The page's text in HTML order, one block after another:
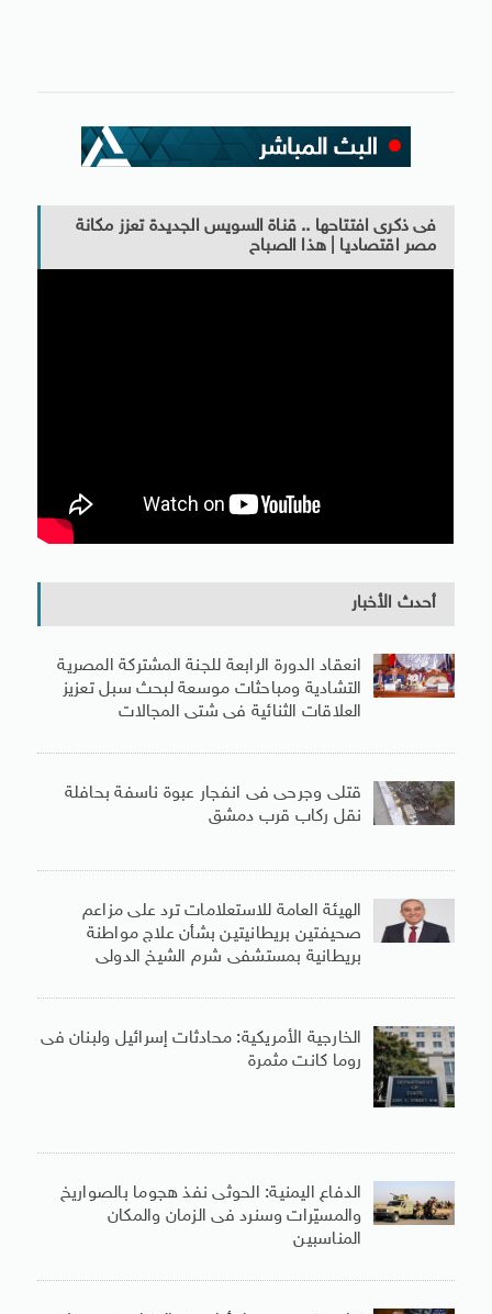
فى ذكرى افتتاحها .. قناة السويس الجديدة تعزز مكانة
مصر اقتصاديا | هذا الصباح
أحدث الأخبار
انعقاد الدورة الرابعة للجنة المشتركة المصرية
التشادية ومباحثات موسعة لبحث سبل تعزيز
العلاقات الثنائية فى شتى المجالات
قتلى وجرحى فى انفجار عبوة ناسفة بحافلة
نقل ركاب قرب دمشق
الهيئة العامة للاستعلامات ترد على مزاعم
صحيفتين بريطانيتين بشأن علاج مواطنة
بريطانية بمستشفى شرم الشيخ الدولى
الخارجية الأمريكية: محادثات إسرائيل ولبنان فى
روما كانت مثمرة
الدفاع اليمنية: الحوثى نفذ هجوما بالصواريخ
والمسيّرات وسنرد فى الزمان والمكان
المناسبين